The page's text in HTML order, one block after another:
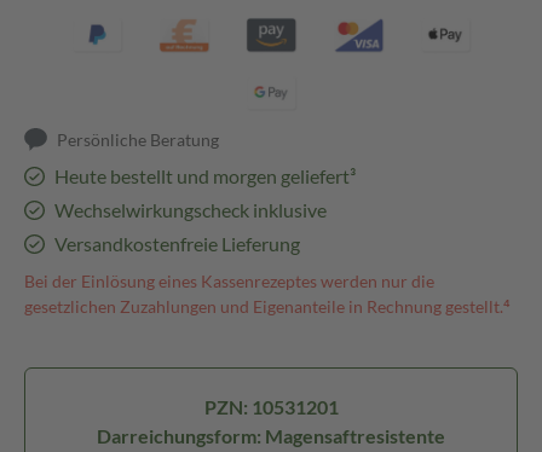
Persönliche Beratung
Heute bestellt und morgen geliefert³
Wechselwirkungscheck inklusive
Versandkostenfreie Lieferung
Bei der Einlösung eines Kassenrezeptes werden nur die
gesetzlichen Zuzahlungen und Eigenanteile in Rechnung gestellt.⁴
PZN: 10531201
Darreichungsform: Magensaftresistente